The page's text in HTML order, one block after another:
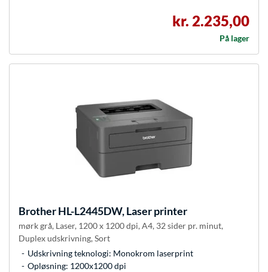
kr. 2.235,00
På lager
BrotherHL-L2445DW, Laser printer
mørk grå, Laser, 1200 x 1200 dpi, A4, 32 sider pr. minut,
Duplex udskrivning, Sort
Udskrivning teknologi: Monokrom laserprint
Opløsning: 1200x1200 dpi